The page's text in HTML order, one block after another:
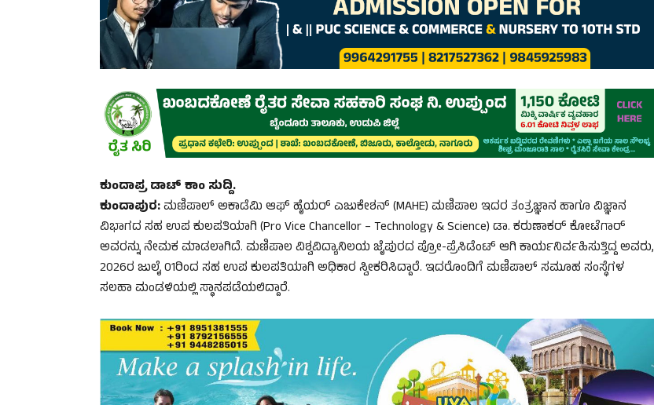
ಕುಂದಾಪ್ರ ಡಾಟ್‌ ಕಾಂ ಸುದ್ದಿ.
ಕುಂದಾಪುರ:ಮಣಿಪಾಲ್‌ ಅಕಾಡೆಮಿ ಆಫ್‌ ಹೈಯರ್‌ ಎಜುಕೇಶನ್‌ (MAHE) ಮಣಿಪಾಲ ಇದರ ತಂತ್ರಜ್ಞಾನ ಹಾಗೂ ವಿಜ್ಞಾನ
ವಿಭಾಗದ ಸಹ ಉಪ ಕುಲಪತಿಯಾಗಿ (Pro Vice Chancellor – Technology & Science) ಡಾ. ಕರುಣಾಕರ್‌ ಕೋಟೆಗಾರ್‌
ಅವರನ್ನು ನೇಮಕ ಮಾಡಲಾಗಿದೆ. ಮಣಿಪಾಲ ವಿಶ್ವವಿದ್ಯಾನಿಲಯ ಜೈಪುರದ ಪ್ರೋ-ಪ್ರೆಸಿಡೆಂಟ್‌ ಆಗಿ ಕಾರ್ಯನಿರ್ವಹಿಸುತ್ತಿದ್ದ ಅವರು,
2026ರ ಜುಲೈ 01ರಿಂದ ಸಹ ಉಪ ಕುಲಪತಿಯಾಗಿ ಅಧಿಕಾರ ಸ್ವೀಕರಿಸಿದ್ದಾರೆ. ಇದರೊಂದಿಗೆ ಮಣಿಪಾಲ್ ಸಮೂಹ ಸಂಸ್ಥೆಗಳ
ಸಲಹಾ ಮಂಡಳಿಯಲ್ಲಿ ಸ್ಥಾನಪಡೆಯಲಿದ್ದಾರೆ.